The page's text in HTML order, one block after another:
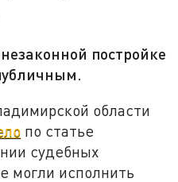
постройке
области
по статье
судебных
могли исполнить